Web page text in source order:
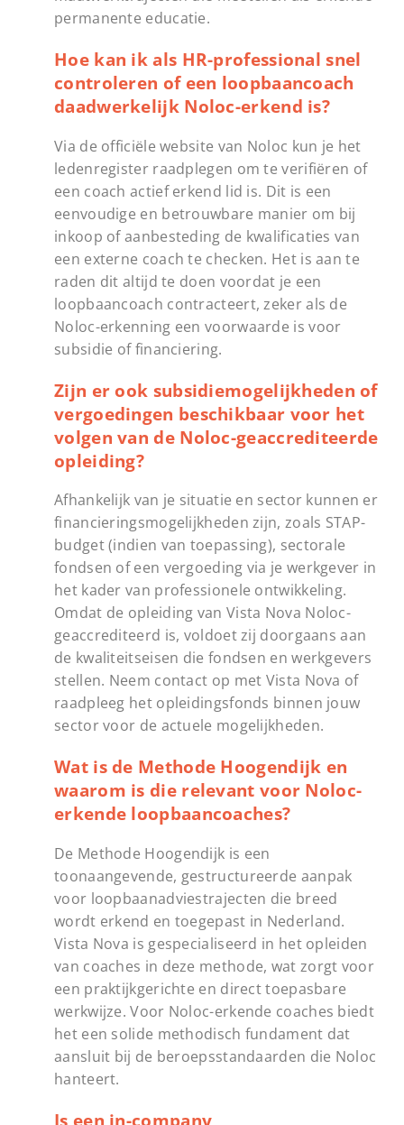
permanente educatie.
Hoe kan ik als HR-professional snel
controleren of een loopbaancoach
daadwerkelijk Noloc-erkend is?
Via de officiële website van Noloc kun je het
ledenregister raadplegen om te verifiëren of
een coach actief erkend lid is. Dit is een
eenvoudige en betrouwbare manier om bij
inkoop of aanbesteding de kwalificaties van
een externe coach te checken. Het is aan te
raden dit altijd te doen voordat je een
loopbaancoach contracteert, zeker als de
Noloc-erkenning een voorwaarde is voor
subsidie of financiering.
Zijn er ook subsidiemogelijkheden of
vergoedingen beschikbaar voor het
volgen van de Noloc-geaccrediteerde
opleiding?
Afhankelijk van je situatie en sector kunnen er
financieringsmogelijkheden zijn, zoals STAP-
budget (indien van toepassing), sectorale
fondsen of een vergoeding via je werkgever in
het kader van professionele ontwikkeling.
Omdat de opleiding van Vista Nova Noloc-
geaccrediteerd is, voldoet zij doorgaans aan
de kwaliteitseisen die fondsen en werkgevers
stellen. Neem contact op met Vista Nova of
raadpleeg het opleidingsfonds binnen jouw
sector voor de actuele mogelijkheden.
Wat is de Methode Hoogendijk en
waarom is die relevant voor Noloc-
erkende loopbaancoaches?
De Methode Hoogendijk is een
toonaangevende, gestructureerde aanpak
voor loopbaanadviestrajecten die breed
wordt erkend en toegepast in Nederland.
Vista Nova is gespecialiseerd in het opleiden
van coaches in deze methode, wat zorgt voor
een praktijkgerichte en direct toepasbare
werkwijze. Voor Noloc-erkende coaches biedt
het een solide methodisch fundament dat
aansluit bij de beroepsstandaarden die Noloc
hanteert.
Is een in-company